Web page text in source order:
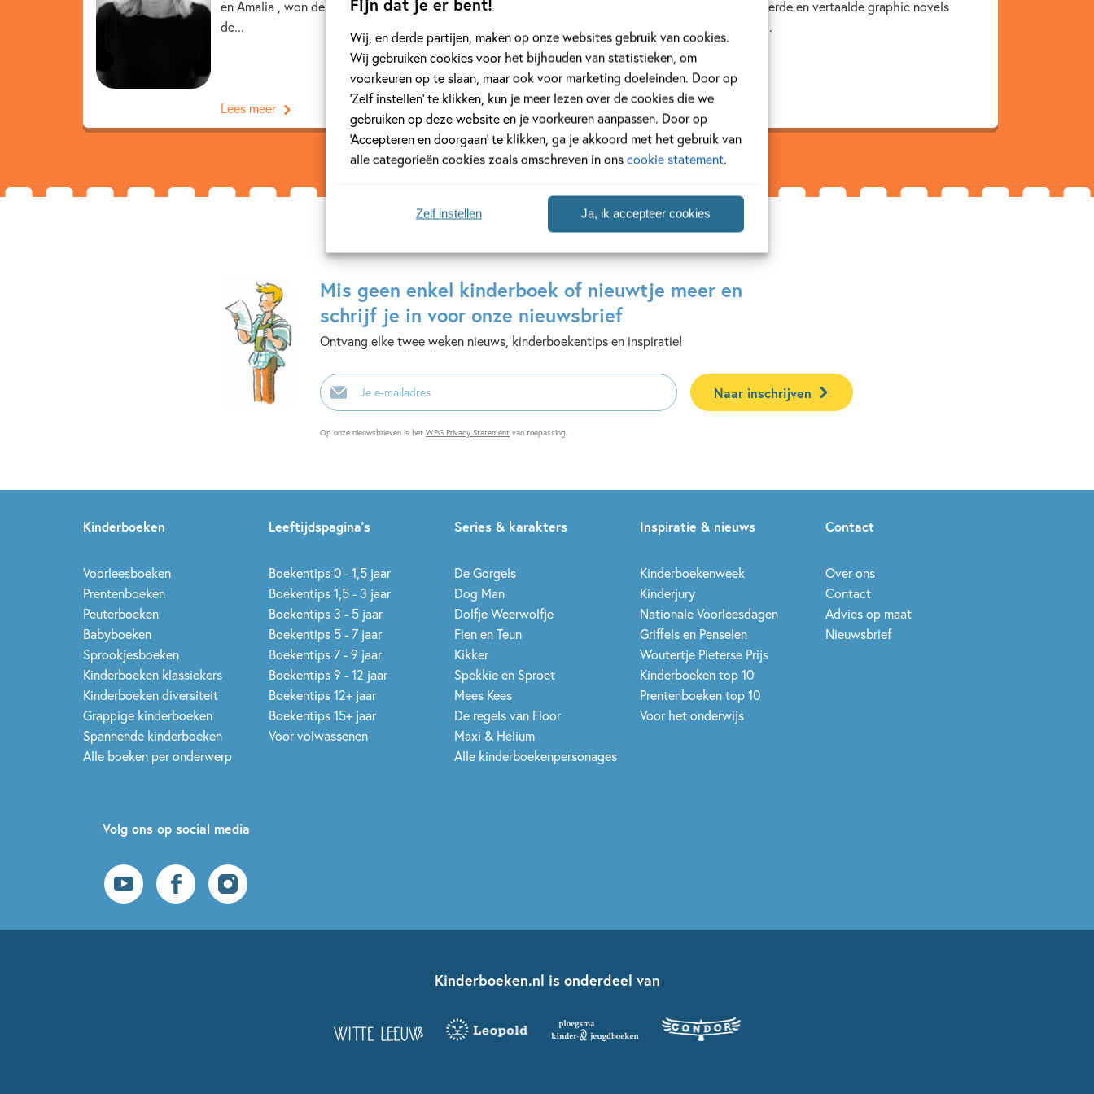
Wij, en derde partijen, maken op onze websites gebruik van cookies.
Wij gebruiken cookies voor het bijhouden van statistieken, om
voorkeuren op te slaan, maar ook voor marketing doeleinden. Door op
‘Zelf instellen’ te klikken, kun je meer lezen over de cookies die we
gebruiken op deze website en je voorkeuren aanpassen. Door op
‘Accepteren en doorgaan’ te klikken, ga je akkoord met het gebruik van
alle categorieën cookies zoals omschreven in onscookie statement.
Ja, ik accepteer cookies
Zelf instellen
en Amalia , won de Poelifinario en verzorgt dit jaar
de...
Lees meer
andere de gelauwerde en vertaalde graphic novels
Dagen van zand ...
Lees meer
Mis geen enkel kinderboek of nieuwtje meer en
schrijf je in voor onze nieuwsbrief
Ontvang elke twee weken nieuws, kinderboekentips en inspiratie!
E-
mailadres
Naar inschrijven
Op onze nieuwsbrieven is het WPG Privacy Statement van toepassing.
Kinderboeken
Voorleesboeken
Prentenboeken
Peuterboeken
Babyboeken
Sprookjesboeken
Kinderboeken klassiekers
Kinderboeken diversiteit
Grappige kinderboeken
Spannende kinderboeken
Alle boeken per onderwerp
Leeftijdspagina’s
Boekentips 0 - 1,5 jaar
Boekentips 1,5 - 3 jaar
Boekentips 3 - 5 jaar
Boekentips 5 - 7 jaar
Boekentips 7 - 9 jaar
Boekentips 9 - 12 jaar
Boekentips 12+ jaar
Boekentips 15+ jaar
Voor volwassenen
Series & karakters
De Gorgels
Dog Man
Dolfje Weerwolfje
Fien en Teun
Kikker
Spekkie en Sproet
Mees Kees
De regels van Floor
Maxi & Helium
Alle kinderboekenpersonages
Inspiratie & nieuws
Kinderboekenweek
Kinderjury
Nationale Voorleesdagen
Griffels en Penselen
Woutertje Pieterse Prijs
Kinderboeken top 10
Prentenboeken top 10
Voor het onderwijs
Contact
Over ons
Contact
Advies op maat
Nieuwsbrief
Volg ons op social media
Kinderboeken.nl is onderdeel van